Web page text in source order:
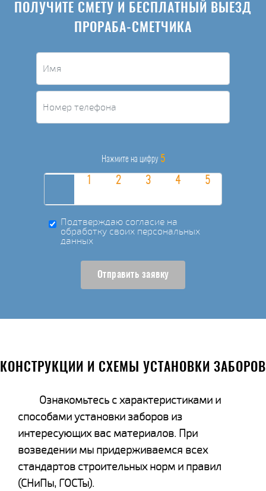
ПОЛУЧИТЕ СМЕТУ И БЕСПЛАТНЫЙ ВЫЕЗД
ПРОРАБА-СМЕТЧИКА
Нажмите на цифру 5
Подтверждаю согласие на
обработку своих персональных
данных
Отправить заявку
КОНСТРУКЦИИ И СХЕМЫ УСТАНОВКИ ЗАБОРОВ
Ознакомьтесь с характеристиками и
способами установки заборов из
интересующих вас материалов. При
возведении мы придерживаемся всех
стандартов строительных норм и правил
(СНиПы, ГОСТы).